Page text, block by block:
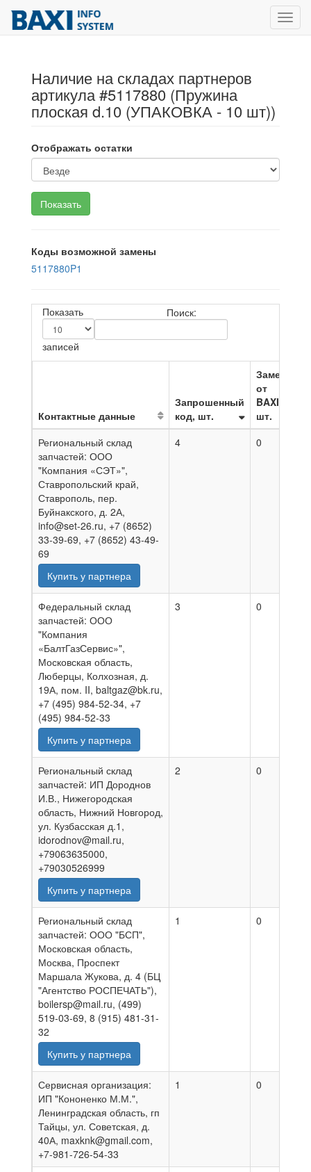
Наличие на складах партнеров
артикула #5117880 (Пружина
плоская d.10 (УПАКОВКА - 10 шт))
Отображать остатки
Коды возможной замены
5117880P1
Показать
записей
Поиск:
Контактные данные
Запрошенный
код, шт.
Замена
от
BAXI,
шт.
Региональный склад
запчастей: ООО
"Компания «СЭТ»",
Ставропольский край,
Ставрополь, пер.
Буйнакского, д. 2А,
info@set-26.ru, +7 (8652)
33-39-69, +7 (8652) 43-49-
69
Купить у партнера
4 0
Федеральный склад
запчастей: ООО
"Компания
«БалтГазСервис»",
Московская область,
Люберцы, Колхозная, д.
19А, пом. II, baltgaz@bk.ru,
+7 (495) 984-52-34, +7
(495) 984-52-33
Купить у партнера
3 0
Региональный склад
запчастей: ИП Дороднов
И.В., Нижегородская
область, Нижний Новгород,
ул. Кузбасская д.1,
idorodnov@mail.ru,
+79063635000,
+79030526999
Купить у партнера
2 0
Региональный склад
запчастей: ООО "БСП",
Московская область,
Москва, Проспект
Маршала Жукова, д. 4 (БЦ
"Агентство РОСПЕЧАТЬ"),
boilersp@mail.ru, (499)
519-03-69, 8 (915) 481-31-
32
Купить у партнера
1 0
Сервисная организация:
ИП "Кононенко М.М.",
Ленинградская область, гп
Тайцы, ул. Советская, д.
40А, maxknk@gmail.com,
+7-981-726-54-33
1 0